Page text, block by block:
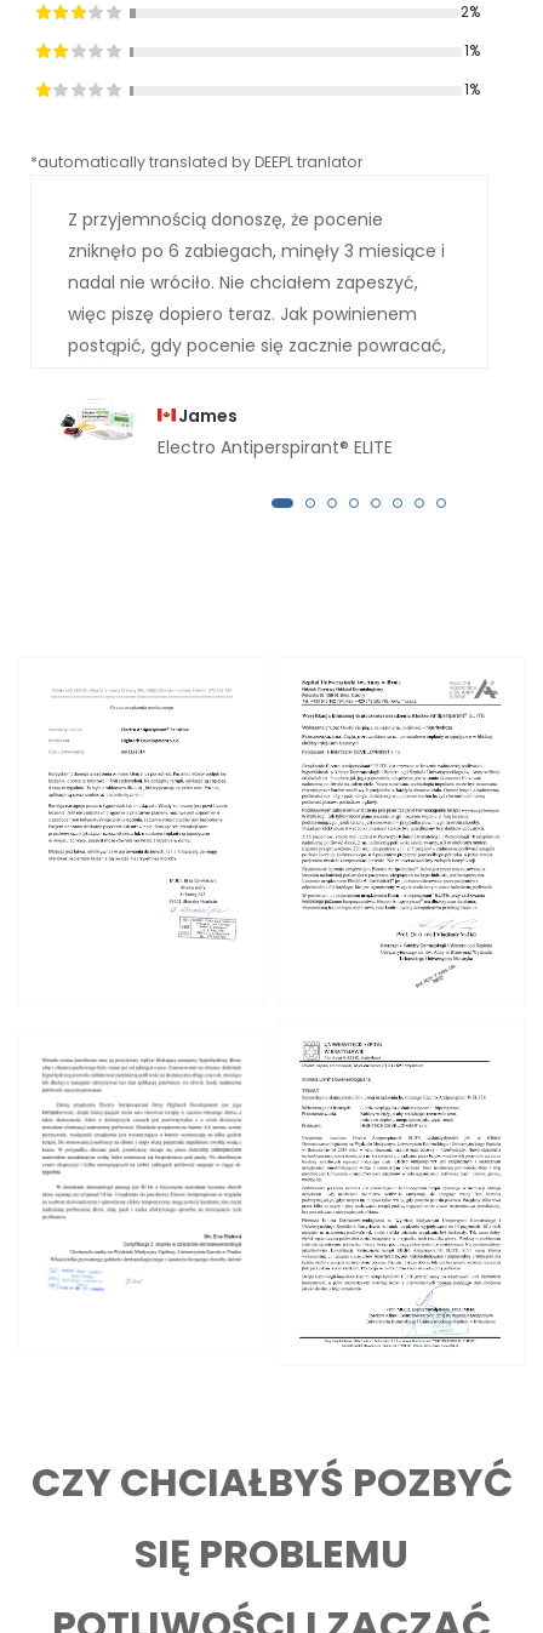
2%
1%
1%
*automatically translated by DEEPL tranlator
Z przyjemnością donoszę, że pocenie
zniknęło po 6 zabiegach, minęły 3 miesiące i
nadal nie wróciło. Nie chciałem zapeszyć,
więc piszę dopiero teraz. Jak powinienem
postąpić, gdy pocenie się zacznie powracać,
James
Electro Antiperspirant® ELITE
CZY CHCIAŁBYŚ POZBYĆ
SIĘ PROBLEMU